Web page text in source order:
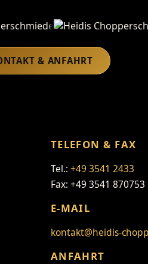
& ANFAHRT
TELEFON & FAX
Tel.: +49 3541 2433
Fax: +49 3541 870753
E-MAIL
kontakt@heidis-
ANFAHRT